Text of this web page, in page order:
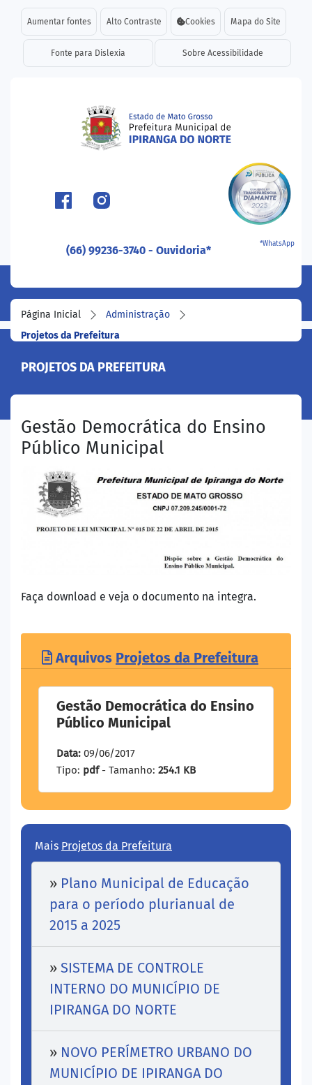
Seção de atalhos e links
Ir para o conteúdo [alt+1]
Ir para o menu [alt+2]
Ir para a busca [alt+3]
Aumentar fontes Alto Contraste Cookies Mapa do Site
Fonte para Dislexia Sobre Acessibilidade
Seção do menu principal
(66) 99236-3740 - Ouvidoria* *WhatsApp
Página Inicial
Administração
Projetos da Prefeitura
PROJETOS DA PREFEITURA
Gestão Democrática do Ensino
Público Municipal
Faça download e veja o documento na integra.
Arquivos Projetos da Prefeitura
Gestão Democrática do Ensino
Público Municipal
Data: 09/06/2017
Tipo: pdf- Tamanho: 254.1 KB
Mais Projetos da Prefeitura
» Plano Municipal de Educação
para o período plurianual de
2015 a 2025
» SISTEMA DE CONTROLE
INTERNO DO MUNICÍPIO DE
IPIRANGA DO NORTE
» NOVO PERÍMETRO URBANO DO
MUNICÍPIO DE IPIRANGA DO